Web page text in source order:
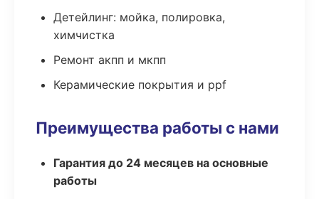
Детейлинг: мойка, полировка,
химчистка
Ремонт акпп и мкпп
Керамические покрытия и ppf
Преимущества работы с нами
Гарантия до 24 месяцев на основные
работы